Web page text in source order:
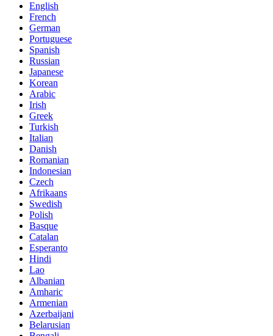
English
French
German
Portuguese
Spanish
Russian
Japanese
Korean
Arabic
Irish
Greek
Turkish
Italian
Danish
Romanian
Indonesian
Czech
Afrikaans
Swedish
Polish
Basque
Catalan
Esperanto
Hindi
Lao
Albanian
Amharic
Armenian
Azerbaijani
Belarusian